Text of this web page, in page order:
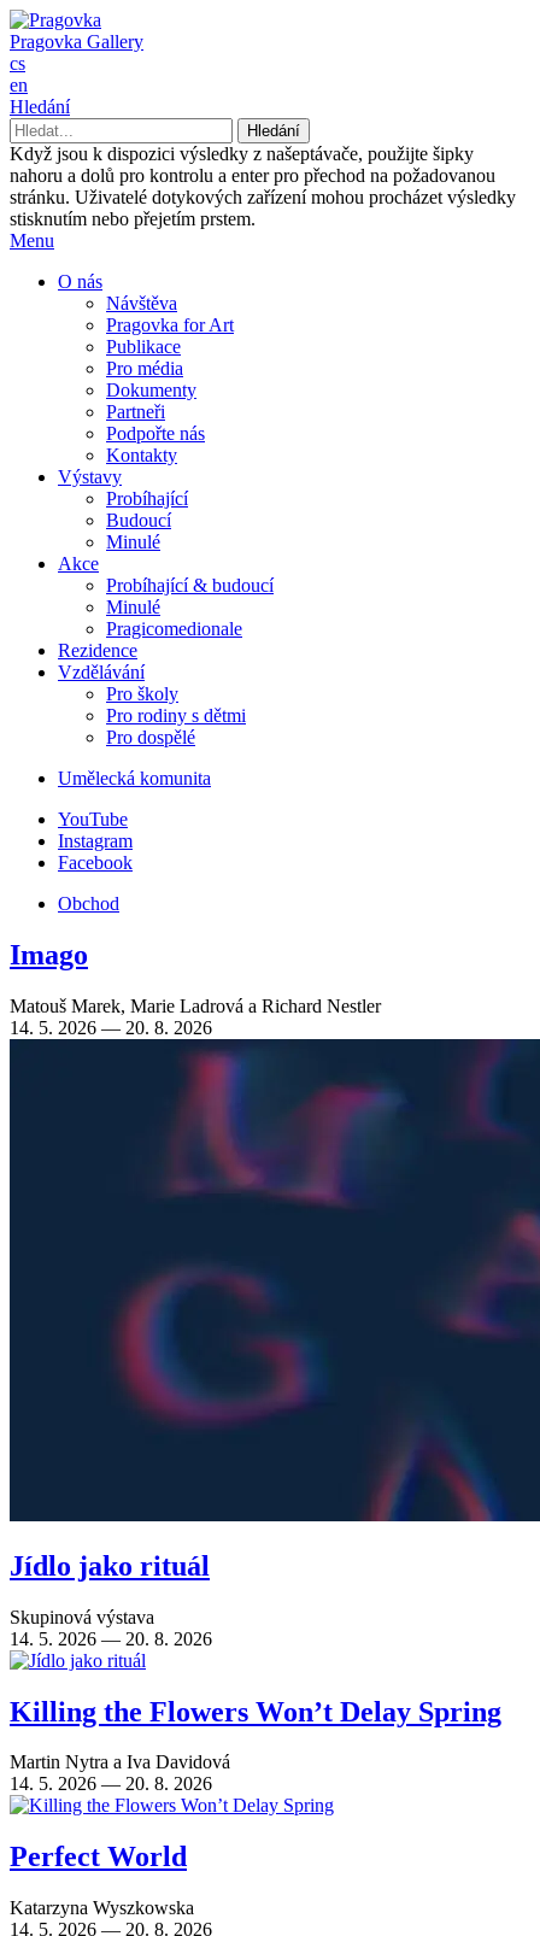
Pragovka Gallery
cs
en
Hledání
Když jsou k dispozici výsledky z našeptávače, použijte šipky
nahoru a dolů pro kontrolu a enter pro přechod na požadovanou
stránku. Uživatelé dotykových zařízení mohou procházet výsledky
stisknutím nebo přejetím prstem.
Menu
O nás
Návštěva
Pragovka for Art
Publikace
Pro média
Dokumenty
Partneři
Podpořte nás
Kontakty
Výstavy
Probíhající
Budoucí
Minulé
Akce
Probíhající & budoucí
Minulé
Pragicomedionale
Rezidence
Vzdělávání
Pro školy
Pro rodiny s dětmi
Pro dospělé
Umělecká komunita
YouTube
Instagram
Facebook
Obchod
Imago
Matouš Marek, Marie Ladrová a Richard Nestler
14. 5. 2026 — 20. 8. 2026
Jídlo jako rituál
Skupinová výstava
14. 5. 2026 — 20. 8. 2026
Killing the Flowers Won’t Delay Spring
Martin Nytra a Iva Davidová
14. 5. 2026 — 20. 8. 2026
Perfect World
Katarzyna Wyszkowska
14. 5. 2026 — 20. 8. 2026